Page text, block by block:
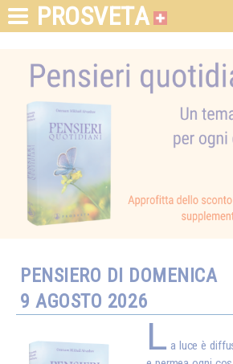
PROSVETA
PENSIERO DI DOMENICA
9 AGOSTO 2026
L a luce è